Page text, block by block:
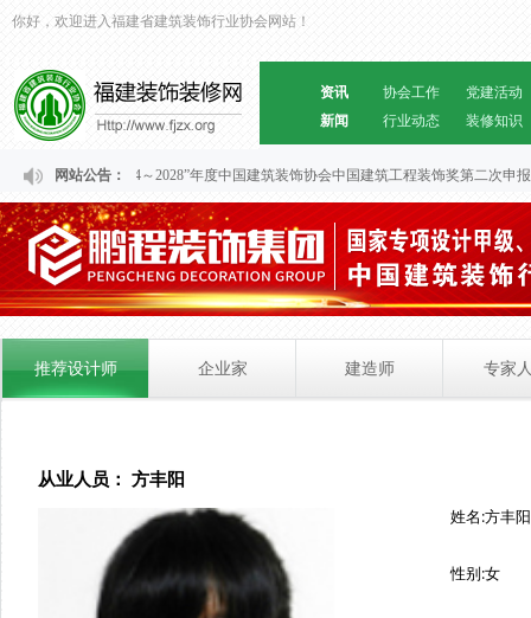
你好，欢迎进入福建省建筑装饰行业协会网站！
资讯
新闻
协会工作
党建活动
行业动态
装修知识
网站公告：
关于福建省“2024～2028”年度中国建筑装饰协会中国建筑工程装饰奖第二次申报
推荐设计师 企业家 建造师 专家
从业人员： 方丰阳
姓
性别:女